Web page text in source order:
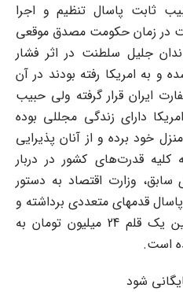
ثابت پاسال تنظیم و اجرا
در زمان حکومت مصدق موقعی
جلیل سلطنت در اثر فشار
به امریکا رفته بودند در آن
ایران قرار گرفته ولی حبیب
دارای زندگی مجللی بوده
خود برده و از آنان پذیرایی
قدرت‌های کشور در دربار
وزارت اقتصاد به دستور
قدمهای متعددی برداشته و
در موقع منع ورود روغن ماشین یک قلم 24 میلیون تومان به
است‌.
شود